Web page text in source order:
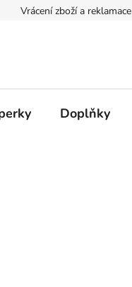
Vrácení zboží a reklamace
Doplňky